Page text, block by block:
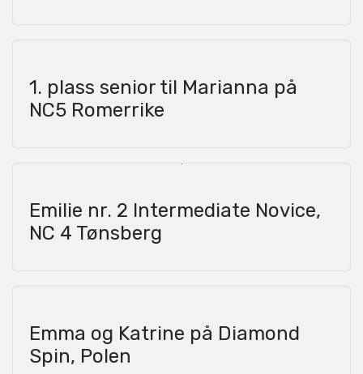
1. plass senior til Marianna på
NC5 Romerrike
Emilie nr. 2 Intermediate Novice,
NC 4 Tønsberg
Emma og Katrine på Diamond
Spin, Polen